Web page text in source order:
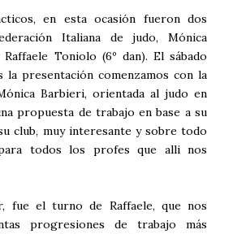
en esta ocasión fueron dos
Italiana de judo, Mónica
Toniolo (6º dan). El sábado
la presentación comenzamos con la
Barbieri, orientada al judo en
propuesta de trabajo en base a su
club, muy interesante y sobre todo
todos los profes que alli nos
fue el turno de Raffaele, que nos
progresiones de trabajo más